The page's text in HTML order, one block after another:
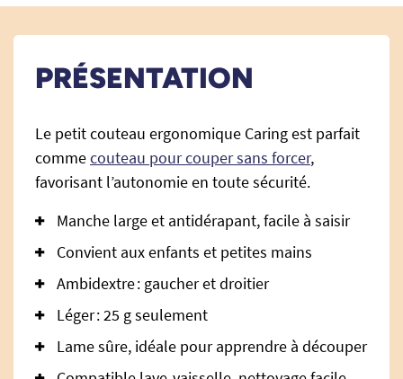
PRÉSENTATION
Le petit couteau ergonomique Caring est parfait
commecouteau pour couper sans forcer,
favorisant l’autonomie en toute sécurité.
Manche large et antidérapant, facile à saisir
Convient aux enfants et petites mains
Ambidextre : gaucher et droitier
Léger : 25 g seulement
Lame sûre, idéale pour apprendre à découper